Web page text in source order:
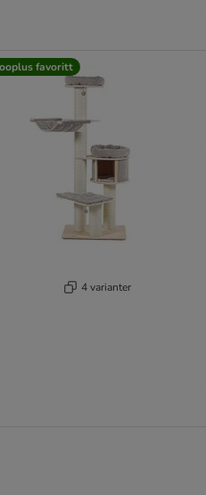
favoritt
4 varianter